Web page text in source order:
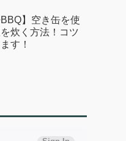
BBQ】空き缶を使
炊く方法！コツ
す！